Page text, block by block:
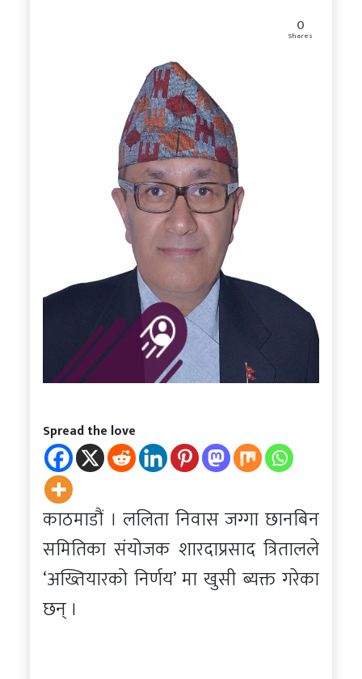
0
Shares
Spread the love
काठमाडौं । ललिता निवास जग्गा छानबिन
समितिका संयोजक शारदाप्रसाद त्रितालले
‘अख्तियारको निर्णय’ मा खुसी ब्यक्त गरेका
छन् ।